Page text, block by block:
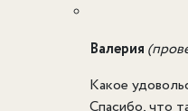
Валерия
Какое